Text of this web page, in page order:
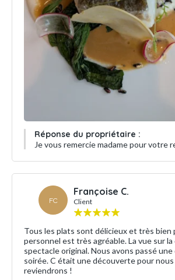
Réponse du propriétaire :
Je vous remercie madame pour votre
FC
Françoise C.
Client
Tous les plats sont délicieux et très bien
personnel est très agréable. La vue sur
spectacle original. Nous avons passé
soirée. C était une découverte pour nous
reviendrons !